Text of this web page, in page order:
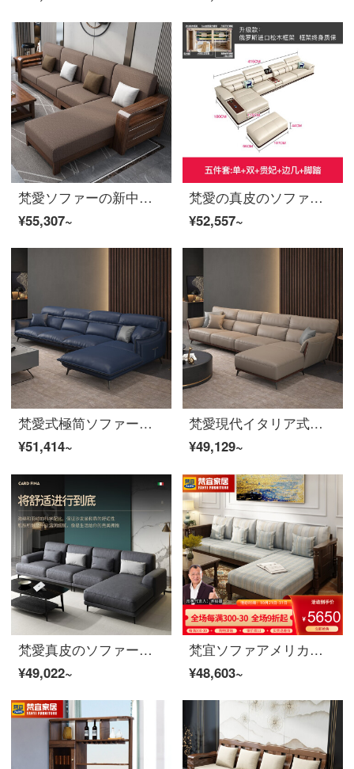
梵愛ソファーの新中国式胡桃木ソファの木のソファーの組み合わせ綿麻布芸は居間の家具をセットしたラテックスのスプリングシートによって包んでいます。
¥55,307~
梵愛の真皮のソファー現代簡単な頭の階の牛革のソファーの大きさの戸型の客間の家具のアップグレード版-双+単+辺+貴妃+足の実木のフレーム-本革のソファー
¥52,557~
梵愛式極简ソファー北欧軽奢科学技術三防皮ソファセット現代皮芸ソファー家具ペア+シングル+貴妃+足米黄
¥51,414~
梵愛現代イタリア式の極簡単で、贅沢な皮芸ソファーのサイズと部屋型の組み合わせの科学技術三防皮ソファの家具のペア+シングル+貴妃+足の米黄色
¥49,129~
梵愛真皮のソファーヘッドの牛革の組み合わせはイタリア式の軽い贅沢な小戸形北欧の皮の芸術のソファーの家具の本革のラテックスのスポンジの席が包んでいます。
¥49,022~
梵宜ソファアメリカの実木ソファ1+2+3セットのリビングルームの大きさと部屋の大きさを合わせた部屋型の貴妃の回転角度のソファーの単双三人のソファの家庭用リビングルームの逸品の家具521〓3人の位+貴妃（備考の貴妃の方向）胡桃色
¥48,603~